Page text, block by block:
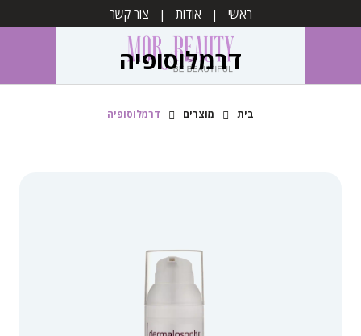
ראשי אודות צור קשר
דרמלוסופיה
בית מוצרים דרמלוסופיה